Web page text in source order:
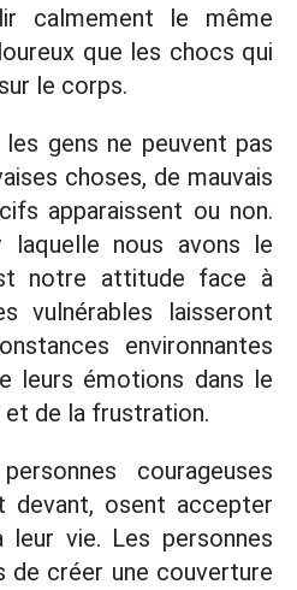
calmement le même
que les chocs qui
le corps.
gens ne peuvent pas
choses, de mauvais
apparaissent ou non.
laquelle nous avons le
notre attitude face à
vulnérables laisseront
environnantes
leurs émotions dans le
et de la frustration.
courageuses
devant, osent accepter
vie. Les personnes
de créer une couverture